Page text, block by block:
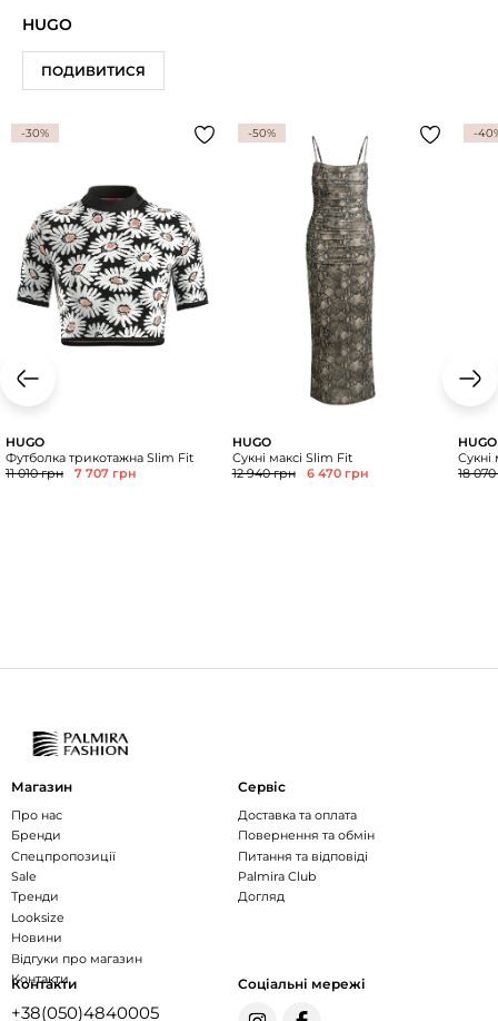
HUGO
ПОДИВИТИСЯ
-30%
HUGO
Футболка трикотажна Slim Fit
11 010 грн
7 707 грн
-50%
HUGO
Сукні максі Slim Fit
12 940 грн
6 470 грн
-
HUGO
Сукні
18
Магазин
Про нас
Бренди
Спецпропозиції
Sale
Тренди
Looksize
Новини
Відгуки про магазин
Контакти
Сервіс
Доставка та оплата
Повернення та обмін
Питання та відповіді
Palmira Club
Догляд
Контакти
+38(050)4840005
Соціальні мережі